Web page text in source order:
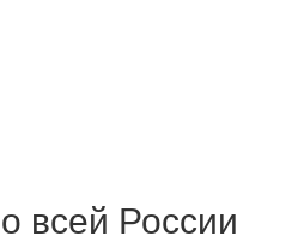
всей России